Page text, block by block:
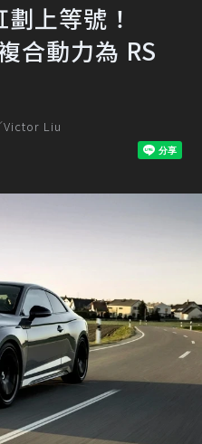
上等號！
合動力為 RS
Victor Liu